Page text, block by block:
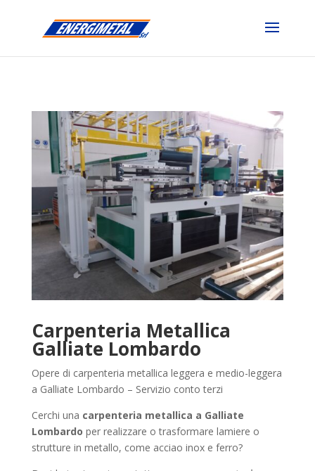
Carpenteria Metallica
Galliate Lombardo
Opere di carpenteria metallica leggera e medio-leggera
a Galliate Lombardo – Servizio conto terzi
Cerchi una carpenteria metallica a Galliate
Lombardo per realizzare o trasformare lamiere o
strutture in metallo, come acciao inox e ferro?